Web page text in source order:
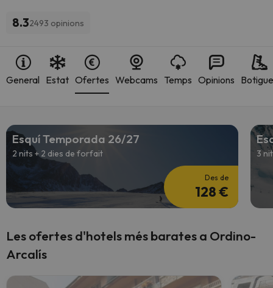
8.32493 opinions
General Estat Ofertes Webcams Temps Opinions
Esquí Temporada 26/27
2 nits + 2 dies de forfait
Des de
128 €
3
Les ofertes d'hotels més barates a Ordino-
Arcalís